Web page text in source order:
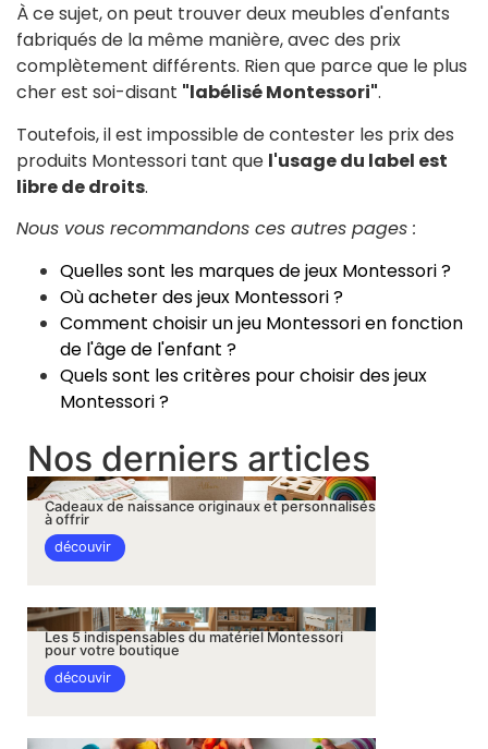
À ce sujet, on peut trouver deux meubles d'enfants
fabriqués de la même manière, avec des prix
complètement différents. Rien que parce que le plus
cher est soi-disant "labélisé Montessori".
Toutefois, il est impossible de contester les prix des
produits Montessori tant que l'usage du label est
libre de droits.
Nous vous recommandons ces autres pages :
Quelles sont les marques de jeux Montessori ?
Où acheter des jeux Montessori ?
Comment choisir un jeu Montessori en fonction
de l'âge de l'enfant ?
Quels sont les critères pour choisir des jeux
Montessori ?
Nos derniers articles
Cadeaux de naissance originaux et personnalisés
à offrir
découvir
Les 5 indispensables du matériel Montessori
pour votre boutique
découvir